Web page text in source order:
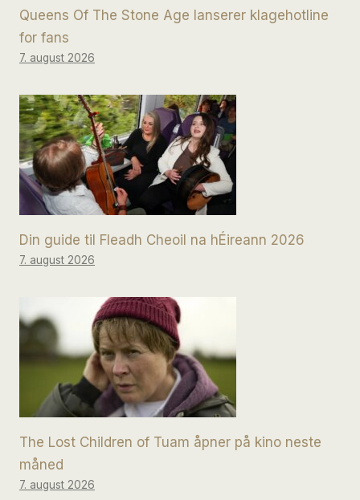
Queens Of The Stone Age lanserer klagehotline
for fans
7. august 2026
Din guide til Fleadh Cheoil na hÉireann 2026
7. august 2026
The Lost Children of Tuam åpner på kino neste
måned
7. august 2026